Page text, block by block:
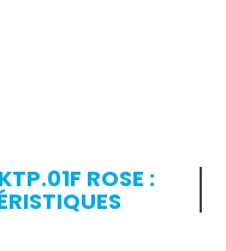
ROSE :